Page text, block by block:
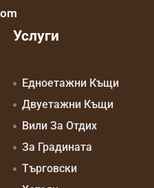
Услуги
Едноетажни Къщи
Двуетажни Къщи
Вили За Отдих
За Градината
Търговски